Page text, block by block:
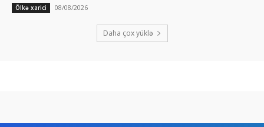
Ölkə xarici 08/08/2026
Daha çox yüklə